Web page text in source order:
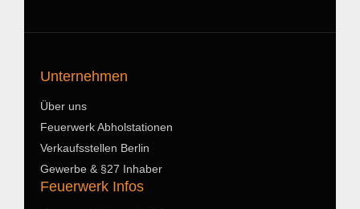
Unternehmen
Über uns
Feuerwerk Abholstationen
Verkaufsstellen Berlin
Gewerbe & §27 Inhaber
Feuerwerk Infos